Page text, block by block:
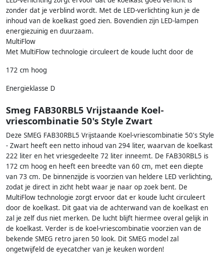
zonder dat je verblind wordt. Met de LED-verlichting kun je de
inhoud van de koelkast goed zien. Bovendien zijn LED-lampen
energiezuinig en duurzaam.
MultiFlow
Met MultiFlow technologie circuleert de koude lucht door de
172 cm hoog
Energieklasse D
Smeg FAB30RBL5 Vrijstaande Koel-
vriescombinatie 50's Style Zwart
Deze SMEG FAB30RBL5 Vrijstaande Koel-vriescombinatie 50's Style
- Zwart heeft een netto inhoud van 294 liter, waarvan de koelkast
222 liter en het vriesgedeelte 72 liter inneemt. De FAB30RBL5 is
172 cm hoog en heeft een breedte van 60 cm, met een diepte
van 73 cm. De binnenzijde is voorzien van heldere LED verlichting,
zodat je direct in zicht hebt waar je naar op zoek bent. De
MultiFlow technologie zorgt ervoor dat er koude lucht circuleert
door de koelkast. Dit gaat via de achterwand van de koelkast en
zal je zelf dus niet merken. De lucht blijft hiermee overal gelijk in
de koelkast. Verder is de koel-vriescombinatie voorzien van de
bekende SMEG retro jaren 50 look. Dit SMEG model zal
ongetwijfeld de eyecatcher van je keuken worden!